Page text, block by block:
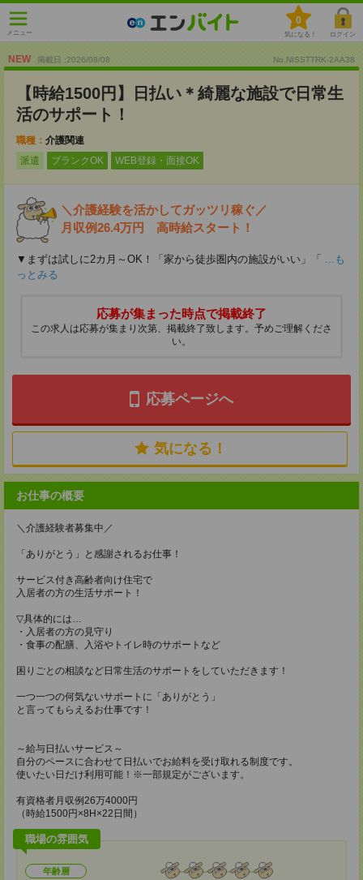
メニュー
0
気になる！ ログイン
NEW 掲載日 :2026/08/08 No.NISSTTRK-2AA38
【時給1500円】日払い＊綺麗な施設で日常生
活のサポート！
職種： 介護関連
派遣
ブランクOK WEB登録・面接OK
＼介護経験を活かしてガッツリ稼ぐ／
月収例26.4万円 高時給スタート！
▼まずは試しに2カ月～OK！「家から徒歩圏内の施設がいい」「 ...も
っとみる
応募が集まった時点で掲載終了
この求人は応募が集まり次第、掲載終了致します。予めご理解くださ
い。
応募ページへ
気になる！
お仕事の概要
＼介護経験者募集中／
「ありがとう」と感謝されるお仕事！
サービス付き高齢者向け住宅で
入居者の方の生活サポート！
▽具体的には…
・入居者の方の見守り
・食事の配膳、入浴やトイレ時のサポートなど
困りごとの相談など日常生活のサポートをしていただきます！
一つ一つの何気ないサポートに「ありがとう」
と言ってもらえるお仕事です！
～給与日払いサービス～
自分のペースに合わせて日払いでお給料を受け取れる制度です。
使いたい日だけ利用可能！※一部規定がございます。
有資格者月収例26万4000円
（時給1500円×8H×22日間）
職場の雰囲気
年齢層